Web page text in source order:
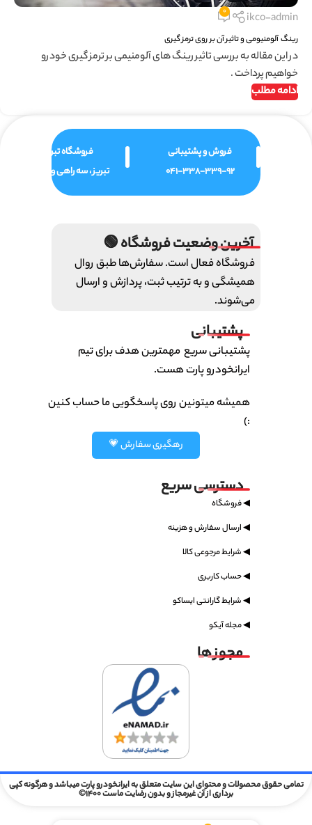
ikco-admin
0
رینگ آلومنیومی و تاثیر آن بر روی ترمز گیری
در این مقاله به بررسی تاثیر رینگ های آلومنیمی بر ترمز گیری خودرو
خواهیم پرداخت .
ادامه مطلب
فروش و پشتیبانی
041-338-339-92
فروشگاه تبریز
تبریز ، سه راهی ولیعصر
آخرین وضعیت فروشگاه 🟢
فروشگاه فعال است. سفارش‌ها طبق روال
همیشگی و به ترتیب ثبت، پردازش و ارسال
می‌شوند.
پشتیبانی
پشتیبانی سریع مهمترین هدف برای تیم
ایرانخودرو پارت هست.
همیشه میتونین روی پاسخگویی ما حساب کنین
:)
رهگیری سفارش 💗
دسترسی سریع
◀ فروشگاه
◀ ارسال سفارش و هزینه
◀ شرایط مرجوعی کالا
◀ حساب کاربری
◀ شرایط گارانتی ایساکو
◀ مجله آیکو
مجوز ها
تمامی حقوق محصولات و محتوای این سایت متعلق به ایرانخودرو پارت میباشد و هرگونه کپی
برداری از آن غیرمجاز و بدون رضایت ماست 1400©